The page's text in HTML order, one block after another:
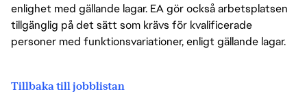
enlighet med gällande lagar. EA gör också arbetsplatsen
tillgänglig på det sätt som krävs för kvalificerade
personer med funktionsvariationer, enligt gällande lagar.
Tillbaka till jobblistan